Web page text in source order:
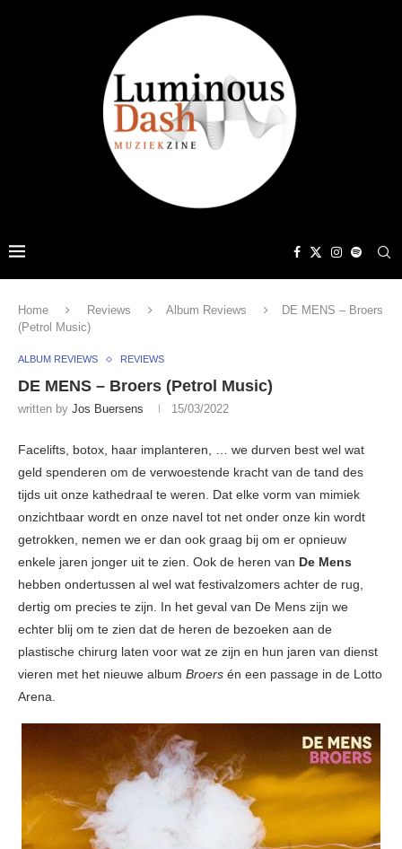
Home Reviews Album Reviews
DE MENS – Broers
(Petrol Music)
ALBUM REVIEWS REVIEWS
DE MENS – Broers (Petrol Music)
written by Jos Buersens 15/03/2022
Facelifts, botox, haar implanteren, … we durven best wel wat
geld spenderen om de verwoestende kracht van de tand des
tijds uit onze kathedraal te weren. Dat elke vorm van mimiek
onzichtbaar wordt en onze navel tot net onder onze kin wordt
getrokken, nemen we er dan ook graag bij om er opnieuw
enkele jaren jonger uit te zien. Ook de heren van De Mens
hebben ondertussen al wel wat festivalzomers achter de rug,
dertig om precies te zijn. In het geval van De Mens zijn we
echter blij om te zien dat de heren de bezoeken aan de
plastische chirurg laten voor wat ze zijn en hun jaren van dienst
vieren met het nieuwe album Broers én een passage in de Lotto
Arena.